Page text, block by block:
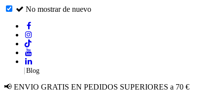
No mostrar de nuevo
|Blog
📢 ENVIO GRATIS EN PEDIDOS SUPERIORES a 70 €